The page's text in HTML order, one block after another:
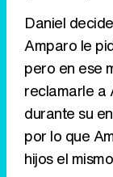
Daniel
Amparo le
pero en ese
reclamarle a
durante su
por lo que
hijos el